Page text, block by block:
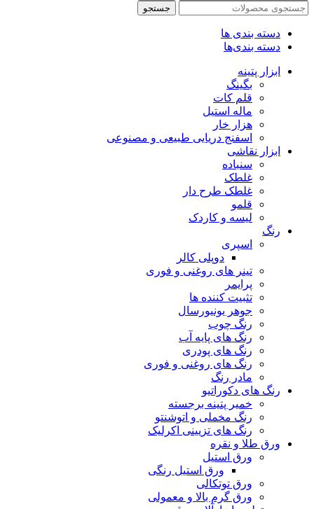
جستجو
دسته بندی ها
دسته بندی‌ها
ابزار پتینه
بگینگ
قلم کات
ماله استیل
هزار خار
اسفنج دریایی طبیعی و مصنوعی
ابزار نقاشی
سنباده
غلطک
غلطک طرح دار
قلمو
لیسه و کاردک
رنگ
اسپری
دوپلی کالر
تینر های روغنی و فوری
پرایمر
تثبیت کننده ها
جوهر یونیورسال
رنگ چوب
رنگ‌ های پایه آب
رنگ های پودری
رنگ‌ های روغنی و فوری
مادر رنگ
رنگ های دکوراتیو
خمیر پتینه برجسته
رنگ مخملی و اتوشنتو
رنگ های تزیینی اکرلیک
ورق طلا و نقره
ورق استیل
ورق استیل رنگی
ورق توتکالی
ورق گرم بالا و معمولی